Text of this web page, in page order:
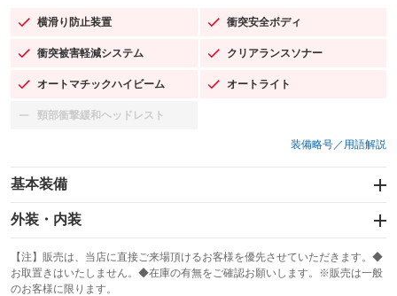
横滑り防止装置
：装備あり 衝突安全ボディ
：装備あり
衝突被害軽減システム
：装備あり クリアランスソナー
：装備あり
オートマチックハイビーム
：装備あり オートライト
：装備あり
頸部衝撃緩和ヘッドレスト
：装備なし
装備略号／用語解説
基本装備
エアバッグ：運転席/助手席/サイド
：装備あり
：装備なし
サンルーフ
：装備なし ABS
外装・内装
カーナビ
：装備なし
TV：フルセグ
：装備あり
【注】販売は、当店に直接ご来場頂けるお客様を優先させていただきます。◆
お取置きはいたしません。◆在庫の有無をご確認お願いします。※販売は一般
のお客様に限ります。